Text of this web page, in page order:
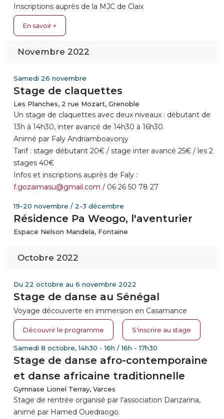
Inscriptions auprès de la MJC de Claix
En savoir +
Novembre 2022
Samedi 26 novembre
Stage de claquettes
Les Planches, 2 rue Mozart, Grenoble
Un stage de claquettes avec deux niveaux : débutant de
13h à 14h30, inter avancé de 14h30 à 16h30.
Animé par Faly Andriamboavonjy
Tarif : stage débutant 20€ / stage inter avancé 25€ / les 2
stages 40€
Infos et inscriptions auprès de Faly :
f.gozaimasu@gmail.com / 06 26 50 78 27
19-20 novembre / 2-3 décembre
Résidence Pa Weogo, l'aventurier
Espace Nelson Mandela, Fontaine
Octobre 2022
Du 22 octobre au 6 novembre 2022
Stage de danse au Sénégal
Voyage découverte en immersion en Casamance
Découvrir le programme S'inscrire au stage
Samedi 8 octobre, 14h30 - 16h / 16h - 17h30
Stage de danse afro-contemporaine
et danse africaine traditionnelle
Gymnase Lionel Terray, Varces
Stage de rentrée organisé par l'association Danzarina,
animé par Hamed Ouedraogo.